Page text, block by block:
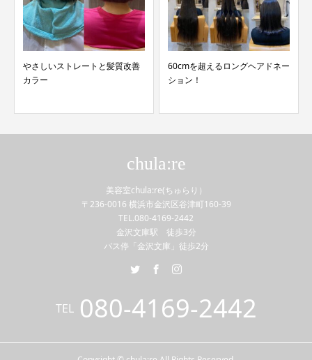
やさしいストレートと髪質改善
カラー
60cmを超えるロングヘアドネー
ション！
chula:re
美容室chula:re(ちゅらり）
〒236-0016 横浜市金沢区谷津町160-39
TEL.080-4169-2442
金沢文庫駅 徒歩3分
バス停「金沢文庫」徒歩2分
TEL 080-4169-2442